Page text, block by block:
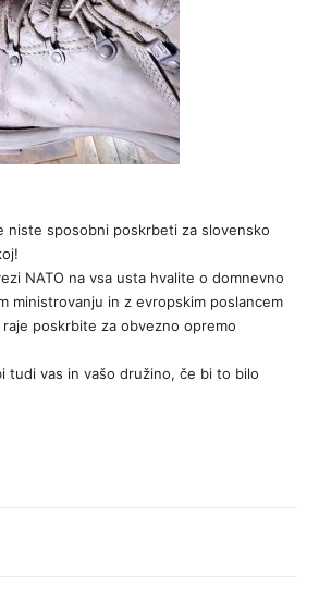
niste sposobni poskrbeti za slovensko
NATO na vsa usta hvalite o domnevno
ministrovanju in z evropskim poslancem
poskrbite za obvezno opremo
tudi vas in vašo družino, če bi to bilo